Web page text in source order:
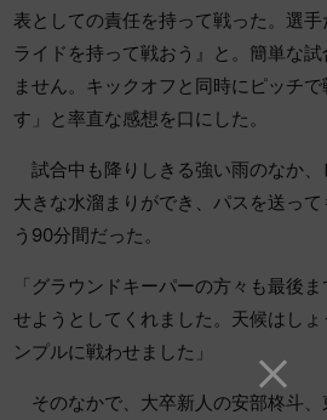
表としての責任を持って戦った。選
ライドを持って戦おう』と。簡単な
ません。キックオフと同時にピッチ
す」と率直な感想を口にした。
試合中も降りしきる強い雨のなか、
大きな水溜まりができ、パスを送っ
う90分間だった。
「グラウンドキーパーの方々も最後
せようとしてくれました。天候はし
ンプルに戦わせました」
そのなかで、大卒新人の安部柊斗、